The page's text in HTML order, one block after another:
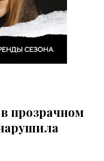
прозрачном